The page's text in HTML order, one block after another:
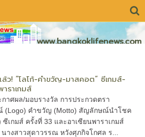
www.bangkoklifenews.com
ล้ว! “โลโก้-คำขวัญ-มาสคอต” ซีเกมส์-
ราเกมส์
กาศผล/มอบรางวัล การประกวดตรา
(Logo) คำขวัญ (Motto) สัญลักษณ์นำโชค
ซีเกมส์ ครั้งที่ 33 และอาเซียนพาราเกมส์
นางสาวสุดาวรรณ หวังศุภกิจโกศล ร...